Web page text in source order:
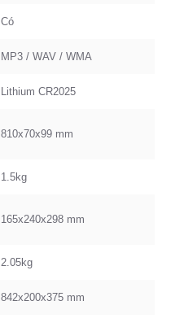
Có
MP3 / WAV / WMA
Lithium CR2025
810x70x99 mm
1.5kg
165x240x298 mm
2.05kg
842x200x375 mm